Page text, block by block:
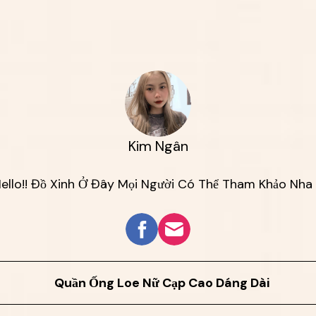
Kim Ngân
Đồ Xinh Ở Đây Mọi Người Có Thể Tham Khảo Nha
Quần Ống Loe Nữ Cạp Cao Dáng Dài